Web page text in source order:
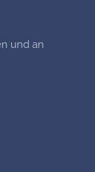
und an